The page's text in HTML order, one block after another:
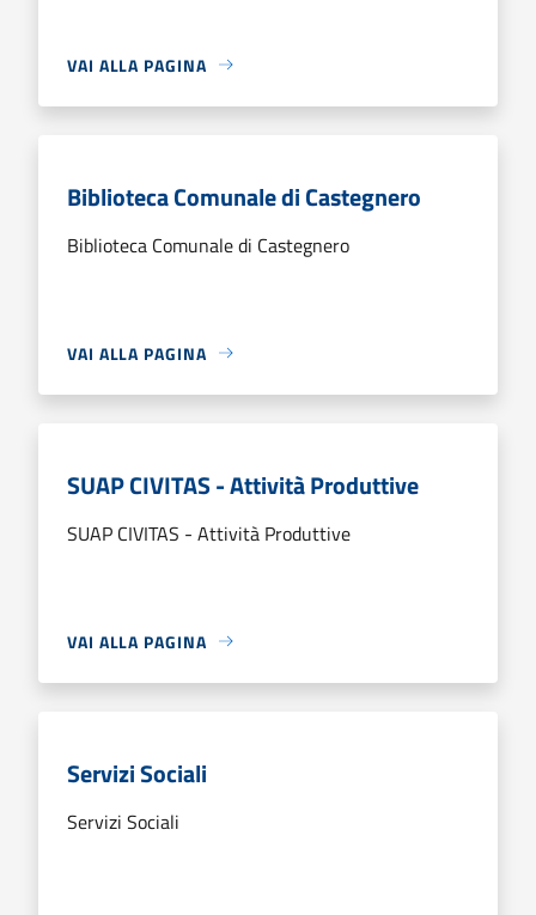
VAI ALLA PAGINA
Biblioteca Comunale di Castegnero
Biblioteca Comunale di Castegnero
VAI ALLA PAGINA
SUAP CIVITAS - Attività Produttive
SUAP CIVITAS - Attività Produttive
VAI ALLA PAGINA
Servizi Sociali
Servizi Sociali